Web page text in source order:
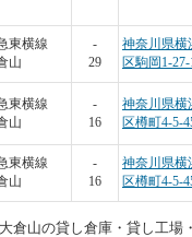
東横線
山
-
29
神奈川県横
区駒岡1-27-
東横線
山
-
16
神奈川県横
区樽町4-5-
東横線
山
-
16
神奈川県横
区樽町4-5-
倉山の貸し倉庫・貸し工場